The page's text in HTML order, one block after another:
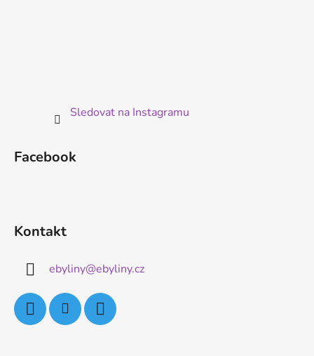
Sledovat na Instagramu
Facebook
Kontakt
ebyliny@ebyliny.cz